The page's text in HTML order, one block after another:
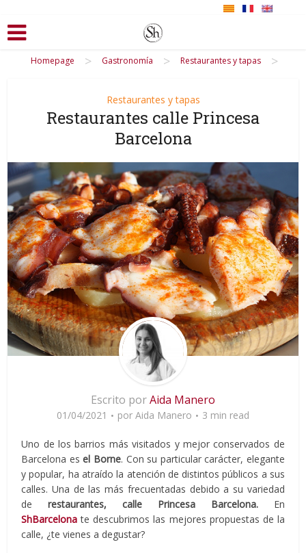
Homepage > Gastronomía > Restaurantes y tapas >
Restaurantes y tapas
Restaurantes calle Princesa
Barcelona
Escrito porAida Manero
01/04/2021 por Aida Manero 3 min read
Uno de los barrios más visitados y mejor conservados de
Barcelona esel Borne. Con su particular carácter, elegante
y popular, ha atraído la atención de distintos públicos a sus
calles. Una de las más frecuentadas debido a su variedad
derestaurantes, calle Princesa Barcelona.En
ShBarcelona te descubrimos las mejores propuestas de la
calle, ¿te vienes a degustar?